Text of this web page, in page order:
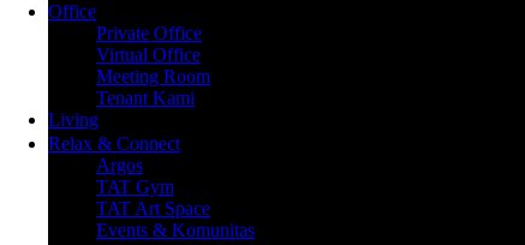
Office
Private Office
Virtual Office
Meeting Room
Tenant Kami
Living
Relax & Connect
Argos
TAT Gym
TAT Art Space
Events & Komunitas